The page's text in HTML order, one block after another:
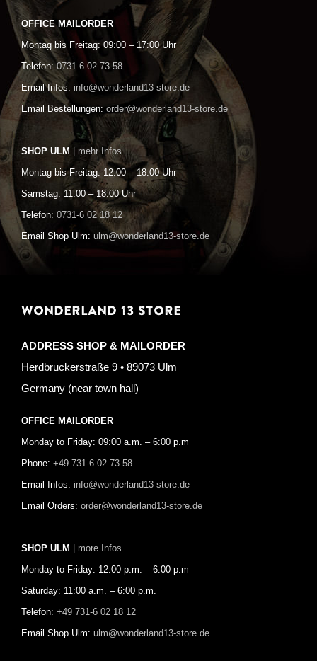
OFFICE MAILORDER
Montag bis Freitag: 09:00 – 17:00 Uhr
Telefon: 0731-6 02 73 58
Email Infos: info@wonderland13-store.de
Email Bestellungen: order@wonderland13-store.de
SHOP ULM | mehr Infos
Montag bis Freitag: 12:00 – 18:00 Uhr
Samstag: 11:00 – 18:00 Uhr
Telefon: 0731-6 02 18 12
Email Shop Ulm: ulm@wonderland13-store.de
WONDERLAND 13 STORE
ADDRESS SHOP & MAILORDER
Herdbruckerstraße 9 • 89073 Ulm
Germany (near town hall)
OFFICE MAILORDER
Monday to Friday: 09:00 a.m. – 6:00 p.m
Phone: +49 731-6 02 73 58
Email Infos: info@wonderland13-store.de
Email Orders: order@wonderland13-store.de
SHOP ULM | more Infos
Monday to Friday: 12:00 p.m. – 6:00 p.m
Saturday: 11:00 a.m. – 6:00 p.m.
Telefon: +49 731-6 02 18 12
Email Shop Ulm: ulm@wonderland13-store.de